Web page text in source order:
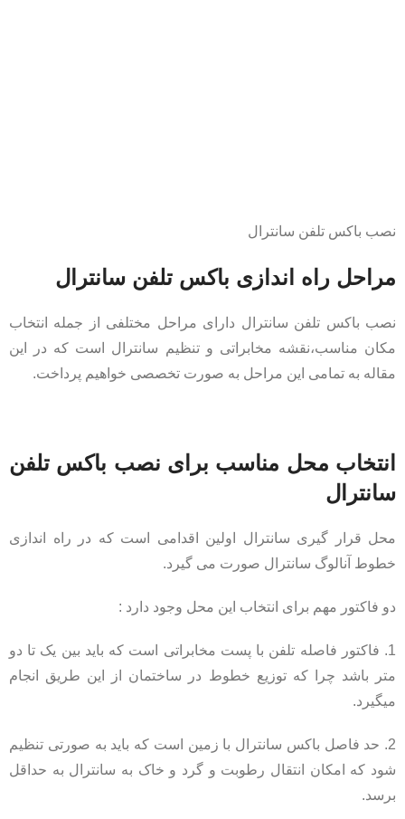
نصب باکس تلفن سانترال
مراحل راه اندازی باکس تلفن سانترال
نصب باکس تلفن سانترال دارای مراحل مختلفی از جمله انتخاب
مکان مناسب،نقشه مخابراتی و تنظیم سانترال است که در این
مقاله به تمامی این مراحل به صورت تخصصی خواهیم پرداخت.
انتخاب محل مناسب برای نصب باکس تلفن
سانترال
محل قرار گیری سانترال اولین اقدامی است که در راه اندازی
خطوط آنالوگ سانترال صورت می گیرد.
دو فاکتور مهم برای انتخاب این محل وجود دارد :
1. فاکتور فاصله تلفن با پست مخابراتی است که باید بین یک تا دو
متر باشد چرا که توزیع خطوط در ساختمان از این طریق انجام
میگیرد.
2. حد فاصل باکس سانترال با زمین است که باید به صورتی تنظیم
شود که امکان انتقال رطوبت و گرد و خاک به سانترال به حداقل
برسد.